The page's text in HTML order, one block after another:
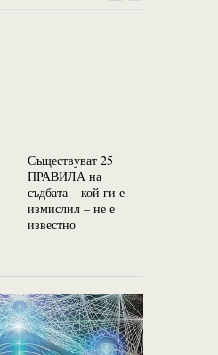
Съществуват 25
ПРАВИЛА на
съдбата – кой ги е
измислил – не е
известно